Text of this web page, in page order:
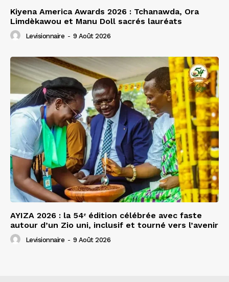
Kiyena America Awards 2026 : Tchanawda, Ora
Limdèkawou et Manu Doll sacrés lauréats
Levisionnaire - 9 Août 2026
AYIZA 2026 : la 54ᵉ édition célébrée avec faste
autour d’un Zio uni, inclusif et tourné vers l’avenir
Levisionnaire - 9 Août 2026